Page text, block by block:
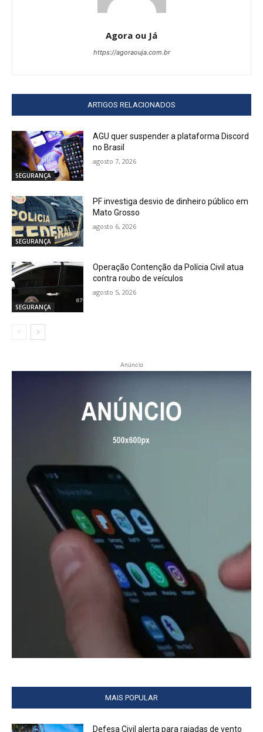
Agora ou Já
https://agoraouja.com.br
ARTIGOS RELACIONADOS
SEGURANÇA
AGU quer suspender a plataforma Discord
no Brasil
agosto 7, 2026
SEGURANÇA
PF investiga desvio de dinheiro público em
Mato Grosso
agosto 6, 2026
SEGURANÇA
Operação Contenção da Polícia Civil atua
contra roubo de veículos
agosto 5, 2026
Anúncio
MAIS POPULAR
Defesa Civil alerta para rajadas de vento